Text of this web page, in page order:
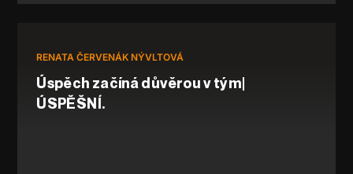
RENATA ČERVENÁK NÝVLTOVÁ
Úspěch začíná důvěrou v tým|
ÚSPĚŠNÍ.